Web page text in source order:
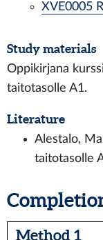
XVE0005
Study materials
Oppikirjana
taitotasolle A1.
Literature
Alestalo,
taitotasolle
Method 1